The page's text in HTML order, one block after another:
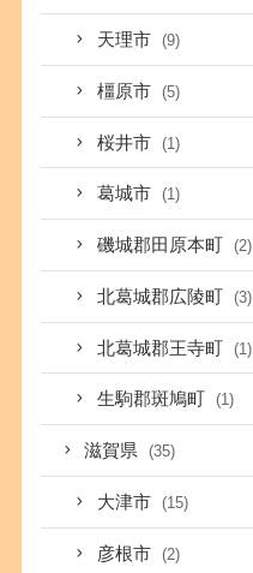
天理市 (9)
橿原市 (5)
桜井市 (1)
葛城市 (1)
磯城郡田原本町 (2)
北葛城郡広陵町 (3)
北葛城郡王寺町 (1)
生駒郡斑鳩町 (1)
滋賀県 (35)
大津市 (15)
彦根市 (2)